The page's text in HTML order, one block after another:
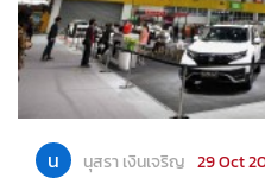
น นุสรา เงินเจริญ 29 Oct